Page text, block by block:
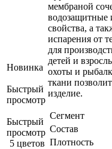
Новинка
Быстрый
просмотр
Быстрый
просмотр
5 цветов
мембраной
водозащитные
свойства, а
испарения от
для
детей и
охоты и
ткани
изделие.
Сегмент
Состав
Плотность